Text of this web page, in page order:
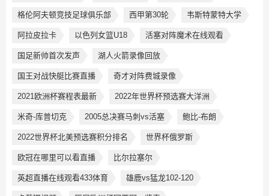
格伦阿夫顿竞技足球俱乐部 西甲第30轮 韦斯特蒙特大学
阿拉皮拉卡 以色列女篮U18 活塞对阵魔术在线观看
国足新帅首次发声 湖人火箭录像回放
国王对战快艇比赛直播 奇才对阵费城录像
2021欧洲杯赛程表最新 2022年世界杯预选赛大洋洲
米奇-库普切克 2005总决赛马刺vs活塞 鲍比-布朗
2022世界杯北美预选赛积分排名 世界杯俄罗斯
欧冠在哪里可以看直播 比尔拉塞尔
英超直播在线观看433体育 雄鹿vs猛龙102-120